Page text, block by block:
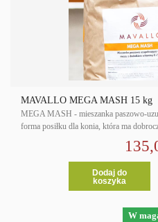
MAVALLO MEGA MASH 15 kg
MEGA MASH - mieszanka paszowo-
forma posiłku dla konia, która ma
Dodaj do
koszyka
W